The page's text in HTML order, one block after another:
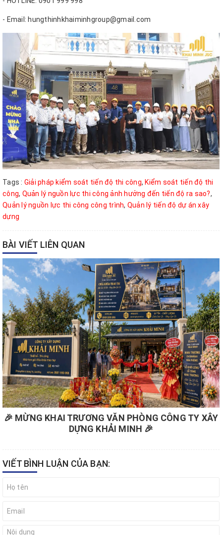
- Email: hungthinhkhaiminhgroup@gmail.com
Tags : Giải pháp kiểm soát tiến độ thi công,Kiểm soát tiến độ thi
công, Quản lý nguồn lực thi công ảnh hưởng đến tiến độ ra sao?,
Quản lý nguồn lực thi công công trình, Quản lý tiến độ dự án xây
dựng
BÀI VIẾT LIÊN QUAN
🎉 MỪNG KHAI TRƯƠNG VĂN PHÒNG CÔNG TY XÂY
DỰNG KHẢI MINH 🎉
VIẾT BÌNH LUẬN CỦA BẠN: